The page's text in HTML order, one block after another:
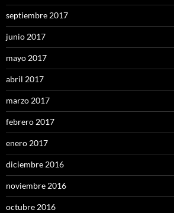
septiembre 2017
junio 2017
mayo 2017
abril 2017
marzo 2017
febrero 2017
enero 2017
diciembre 2016
noviembre 2016
octubre 2016